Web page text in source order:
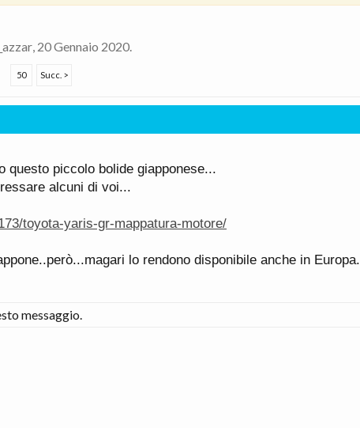
, 20 Gennaio 2020.
50 Succ. >
questo piccolo bolide giapponese...
alcuni di voi...
toyota-yaris-gr-mappatura-motore/
lo rendono disponibile anche in Europa.
messaggio.